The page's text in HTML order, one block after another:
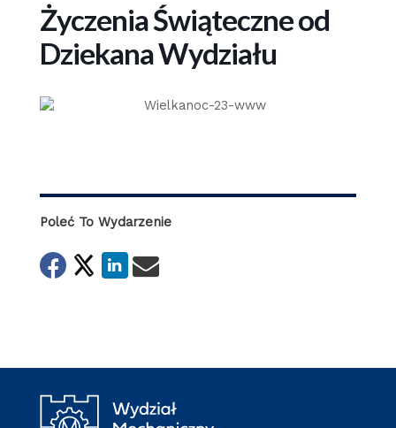
Życzenia Świąteczne od
Dziekana Wydziału
Poleć To Wydarzenie